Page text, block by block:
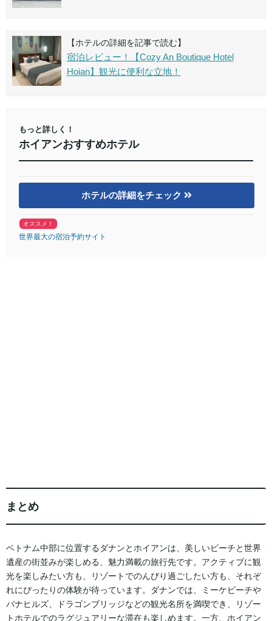
【ホテルの詳細を記事で読む】
宿泊レビュー！【Cozy An Boutique Hotel
Hoian】観光に便利な立地！
もっと詳しく！
ホイアンおすすめホテル
ホテルの詳細をチェック
オススメ！
世界最大の宿泊予約サイト
まとめ
ベトナム中部に位置するダナンとホイアンは、美しいビーチと世界
遺産の街並みが楽しめる、魅力満載の旅行先です。アクティブに観
光を楽しみたい方も、リゾートでのんびり過ごしたい方も、それぞ
れにぴったりの体験が待っています。ダナンでは、ミーケビーチや
バナヒルズ、ドラゴンブリッジなどの観光名所を満喫でき、リゾー
トホテルでのラグジュアリーな滞在も楽しめます。一方、ホイアン